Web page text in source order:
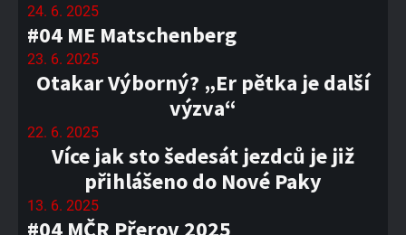
24. 6. 2025
#04 ME Matschenberg
23. 6. 2025
Otakar Výborný? „Er pětka je další
výzva“
22. 6. 2025
Více jak sto šedesát jezdců je již
přihlášeno do Nové Paky
13. 6. 2025
#04 MČR Přerov 2025